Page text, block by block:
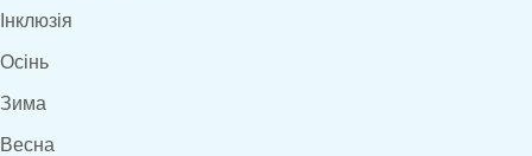
Інклюзія
Осінь
Зима
Весна